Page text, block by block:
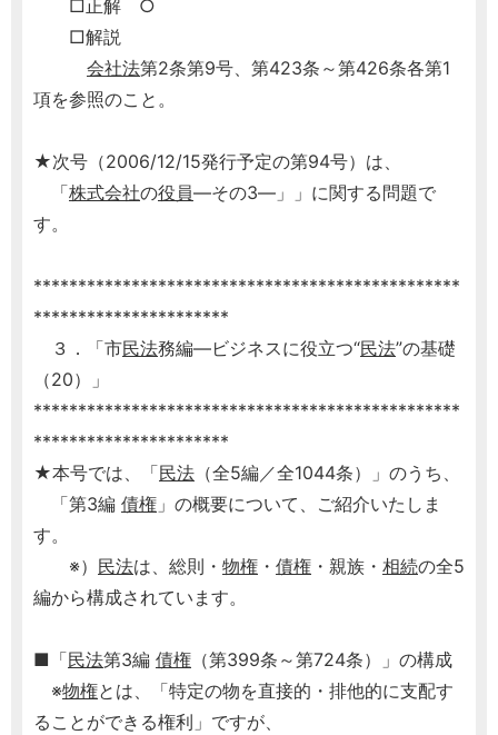
□正解 ○
□解説
会社法第2条第9号、第423条～第426条各第1
項を参照のこと。
★次号（2006/12/15発行予定の第94号）は、
「株式会社の役員―その3―」」に関する問題で
す。
************************************************
**********************
３．「市民法務編―ビジネスに役立つ“民法”の基礎
（20）」
************************************************
**********************
★本号では、「民法 （全5編／全1044条）」のうち、
「第3編 債権 」の概要について、ご紹介いたしま
す。
※） 民法は、総則・ 物権 ・ 債権 ・親族・ 相続の全5
編から構成されています。
■「民法第3編 債権 （第399条～第724条）」の構成
※物権とは、「特定の物を直接的・排他的に支配す
ることができる権利」ですが、